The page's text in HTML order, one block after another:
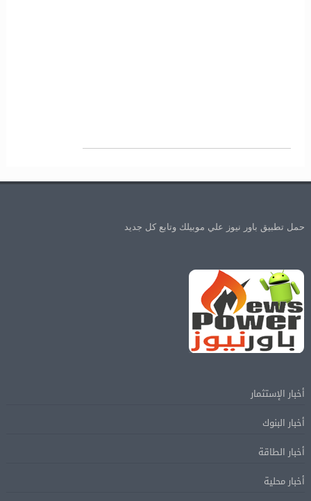
حمل تطبيق باور نيوز علي موبيلك وتابع كل جديد
أخبار الإستثمار
أخبار البنوك
أخبار الطاقة
أخبار محلية